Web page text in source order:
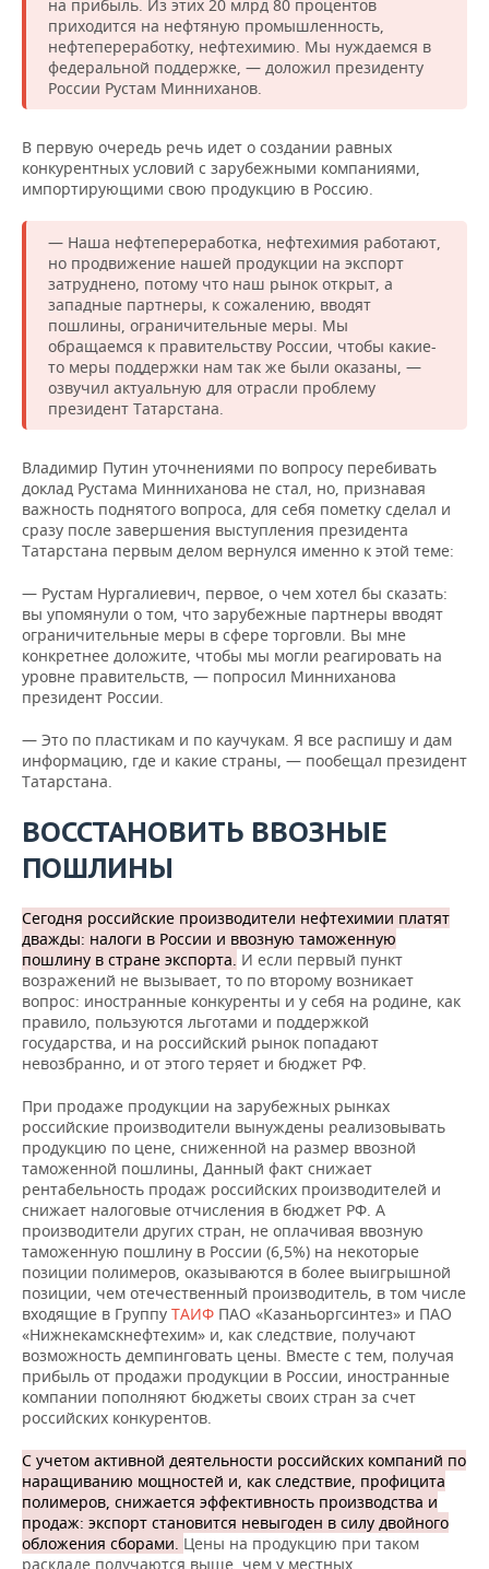
на прибыль. Из этих 20 млрд 80 процентов
приходится на нефтяную промышленность,
нефтепереработку, нефтехимию. Мы нуждаемся в
федеральной поддержке, — доложил президенту
России Рустам Минниханов.
В первую очередь речь идет о создании равных
конкурентных условий с зарубежными компаниями,
импортирующими свою продукцию в Россию.
— Наша нефтепереработка, нефтехимия работают,
но продвижение нашей продукции на экспорт
затруднено, потому что наш рынок открыт, а
западные партнеры, к сожалению, вводят
пошлины, ограничительные меры. Мы
обращаемся к правительству России, чтобы какие-
то меры поддержки нам так же были оказаны, —
озвучил актуальную для отрасли проблему
президент Татарстана.
Владимир Путин уточнениями по вопросу перебивать
доклад Рустама Минниханова не стал, но, признавая
важность поднятого вопроса, для себя пометку сделал и
сразу после завершения выступления президента
Татарстана первым делом вернулся именно к этой теме:
— Рустам Нургалиевич, первое, о чем хотел бы сказать:
вы упомянули о том, что зарубежные партнеры вводят
ограничительные меры в сфере торговли. Вы мне
конкретнее доложите, чтобы мы могли реагировать на
уровне правительств, — попросил Минниханова
президент России.
— Это по пластикам и по каучукам. Я все распишу и дам
информацию, где и какие страны, — пообещал президент
Татарстана.
ВОССТАНОВИТЬ ВВОЗНЫЕ
ПОШЛИНЫ
Сегодня российские производители нефтехимии платят
дважды: налоги в России и ввозную таможенную
пошлину в стране экспорта. И если первый пункт
возражений не вызывает, то по второму возникает
вопрос: иностранные конкуренты и у себя на родине, как
правило, пользуются льготами и поддержкой
государства, и на российский рынок попадают
невозбранно, и от этого теряет и бюджет РФ.
При продаже продукции на зарубежных рынках
российские производители вынуждены реализовывать
продукцию по цене, сниженной на размер ввозной
таможенной пошлины, Данный факт снижает
рентабельность продаж российских производителей и
снижает налоговые отчисления в бюджет РФ. А
производители других стран, не оплачивая ввозную
таможенную пошлину в России (6,5%) на некоторые
позиции полимеров, оказываются в более выигрышной
позиции, чем отечественный производитель, в том числе
входящие в Группу ТАИФ ПАО «Казаньоргсинтез» и ПАО
«Нижнекамскнефтехим» и, как следствие, получают
возможность демпинговать цены. Вместе с тем, получая
прибыль от продажи продукции в России, иностранные
компании пополняют бюджеты своих стран за счет
российских конкурентов.
С учетом активной деятельности российских компаний по
наращиванию мощностей и, как следствие, профицита
полимеров, снижается эффективность производства и
продаж: экспорт становится невыгоден в силу двойного
обложения сборами. Цены на продукцию при таком
раскладе получаются выше, чем у местных